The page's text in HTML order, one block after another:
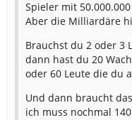
Spieler mit
Aber die Milliardäre
Brauchst du 2 oder 3
dann hast du 20
oder 60 Leute die du
Und dann braucht
ich muss nochmal